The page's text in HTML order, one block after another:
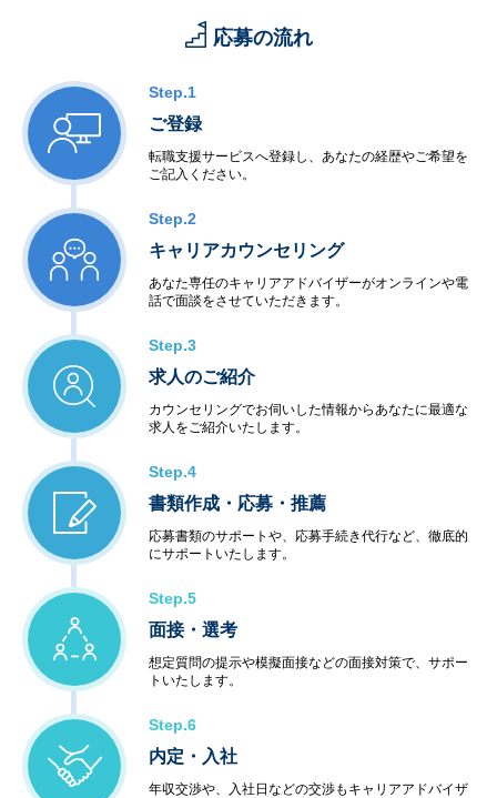
応募の流れ
Step.1
ご登録
転職支援サービスへ登録し、あなたの経歴やご希望を
ご記入ください。
Step.2
キャリアカウンセリング
あなた専任のキャリアアドバイザーがオンラインや電
話で面談をさせていただきます。
Step.3
求人のご紹介
カウンセリングでお伺いした情報からあなたに最適な
求人をご紹介いたします。
Step.4
書類作成・応募・推薦
応募書類のサポートや、応募手続き代行など、徹底的
にサポートいたします。
Step.5
面接・選考
想定質問の提示や模擬面接などの面接対策で、サポー
トいたします。
Step.6
内定・入社
年収交渉や、入社日などの交渉もキャリアアドバイザ